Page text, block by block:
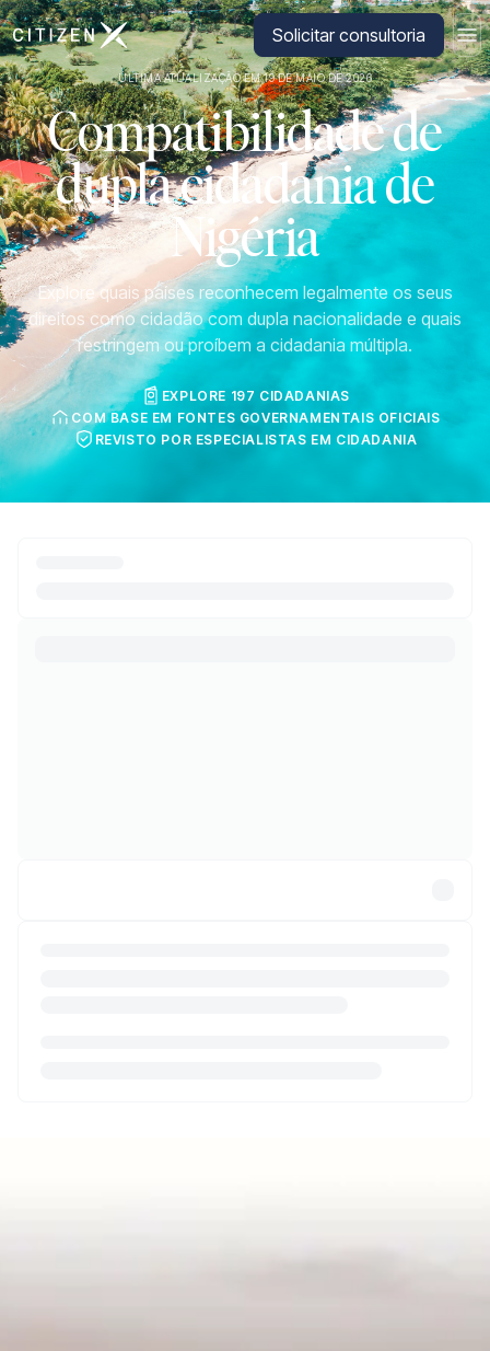
Ir para a página inicial da CitizenX Solicitar consultoria
ÚLTIMA ATUALIZAÇÃO EM 19 DE MAIO DE 2026
Compatibilidade de
dupla cidadania de
Nigéria
Explore quais países reconhecem legalmente os seus
direitos como cidadão com dupla nacionalidade e quais
restringem ou proíbem a cidadania múltipla.
EXPLORE 197 CIDADANIAS
COM BASE EM FONTES GOVERNAMENTAIS OFICIAIS
REVISTO POR ESPECIALISTAS EM CIDADANIA